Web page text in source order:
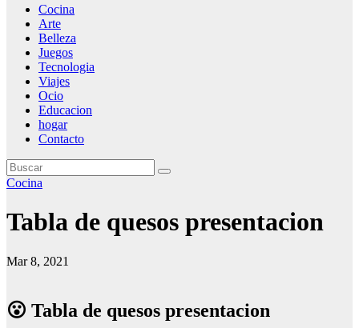
Cocina
Arte
Belleza
Juegos
Tecnologia
Viajes
Ocio
Educacion
hogar
Contacto
Cocina
Tabla de quesos presentacion
Mar 8, 2021
😮 Tabla de quesos presentacion